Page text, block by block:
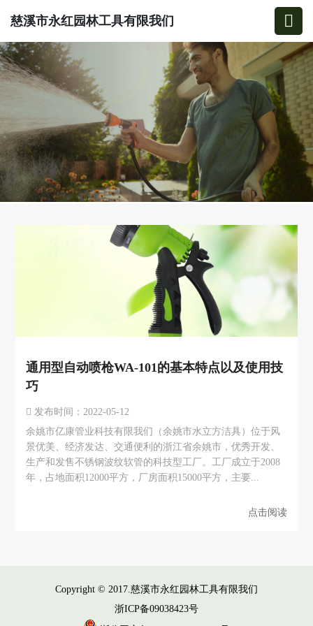
慈溪市永红园林工具有限我们
通用型自动喷枪WA-101的基本特点以及使用技
巧
发布时间：2022-05-12
余姚市亿康管业科技有限我们（余姚市水立方洁具）位于风
景优美、经济发达、交通便利的浙江省余姚市，优秀开发、
生产和发售不锈钢波纹软管的科技型工厂。工厂成立于2008
年，占地面积12000平方，厂房面积15000平方，主要...
点击阅读
Copyright © 2017.慈溪市永红园林工具有限我们
浙ICP备09038423号